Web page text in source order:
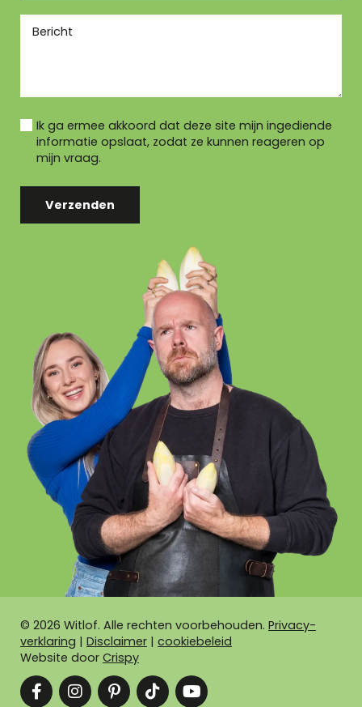
Ik ga ermee akkoord dat deze site mijn ingediende
informatie opslaat, zodat ze kunnen reageren op
mijn vraag.
Verzenden
© 2026 Witlof. Alle rechten voorbehouden. Privacy-
verklaring | Disclaimer | cookiebeleid
Website door Crispy